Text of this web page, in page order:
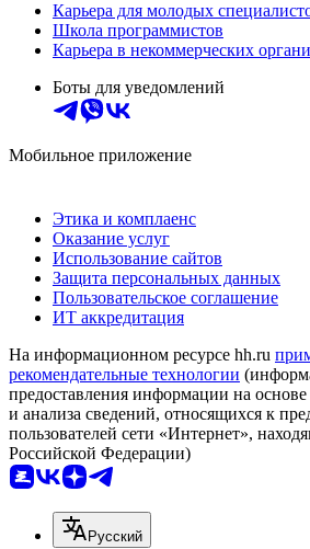
Карьера для молодых
Школа программистов
Карьера в некоммерческих
Боты для уведомлений
Мобильное приложение
Этика и комплаенс
Оказание услуг
Использование сайтов
Защита персональных данных
Пользовательское соглашение
ИТ аккредитация
На информационном ресурсе hh.ru
рекомендательные технологии
предоставления информации на основе
и анализа сведений, относящихся к
пользователей сети «Интернет»,
Российской Федерации)
Русский